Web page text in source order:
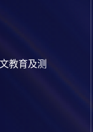
教育及测